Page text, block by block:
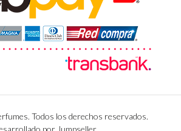
Todos los derechos reservados.
por Jumpseller.